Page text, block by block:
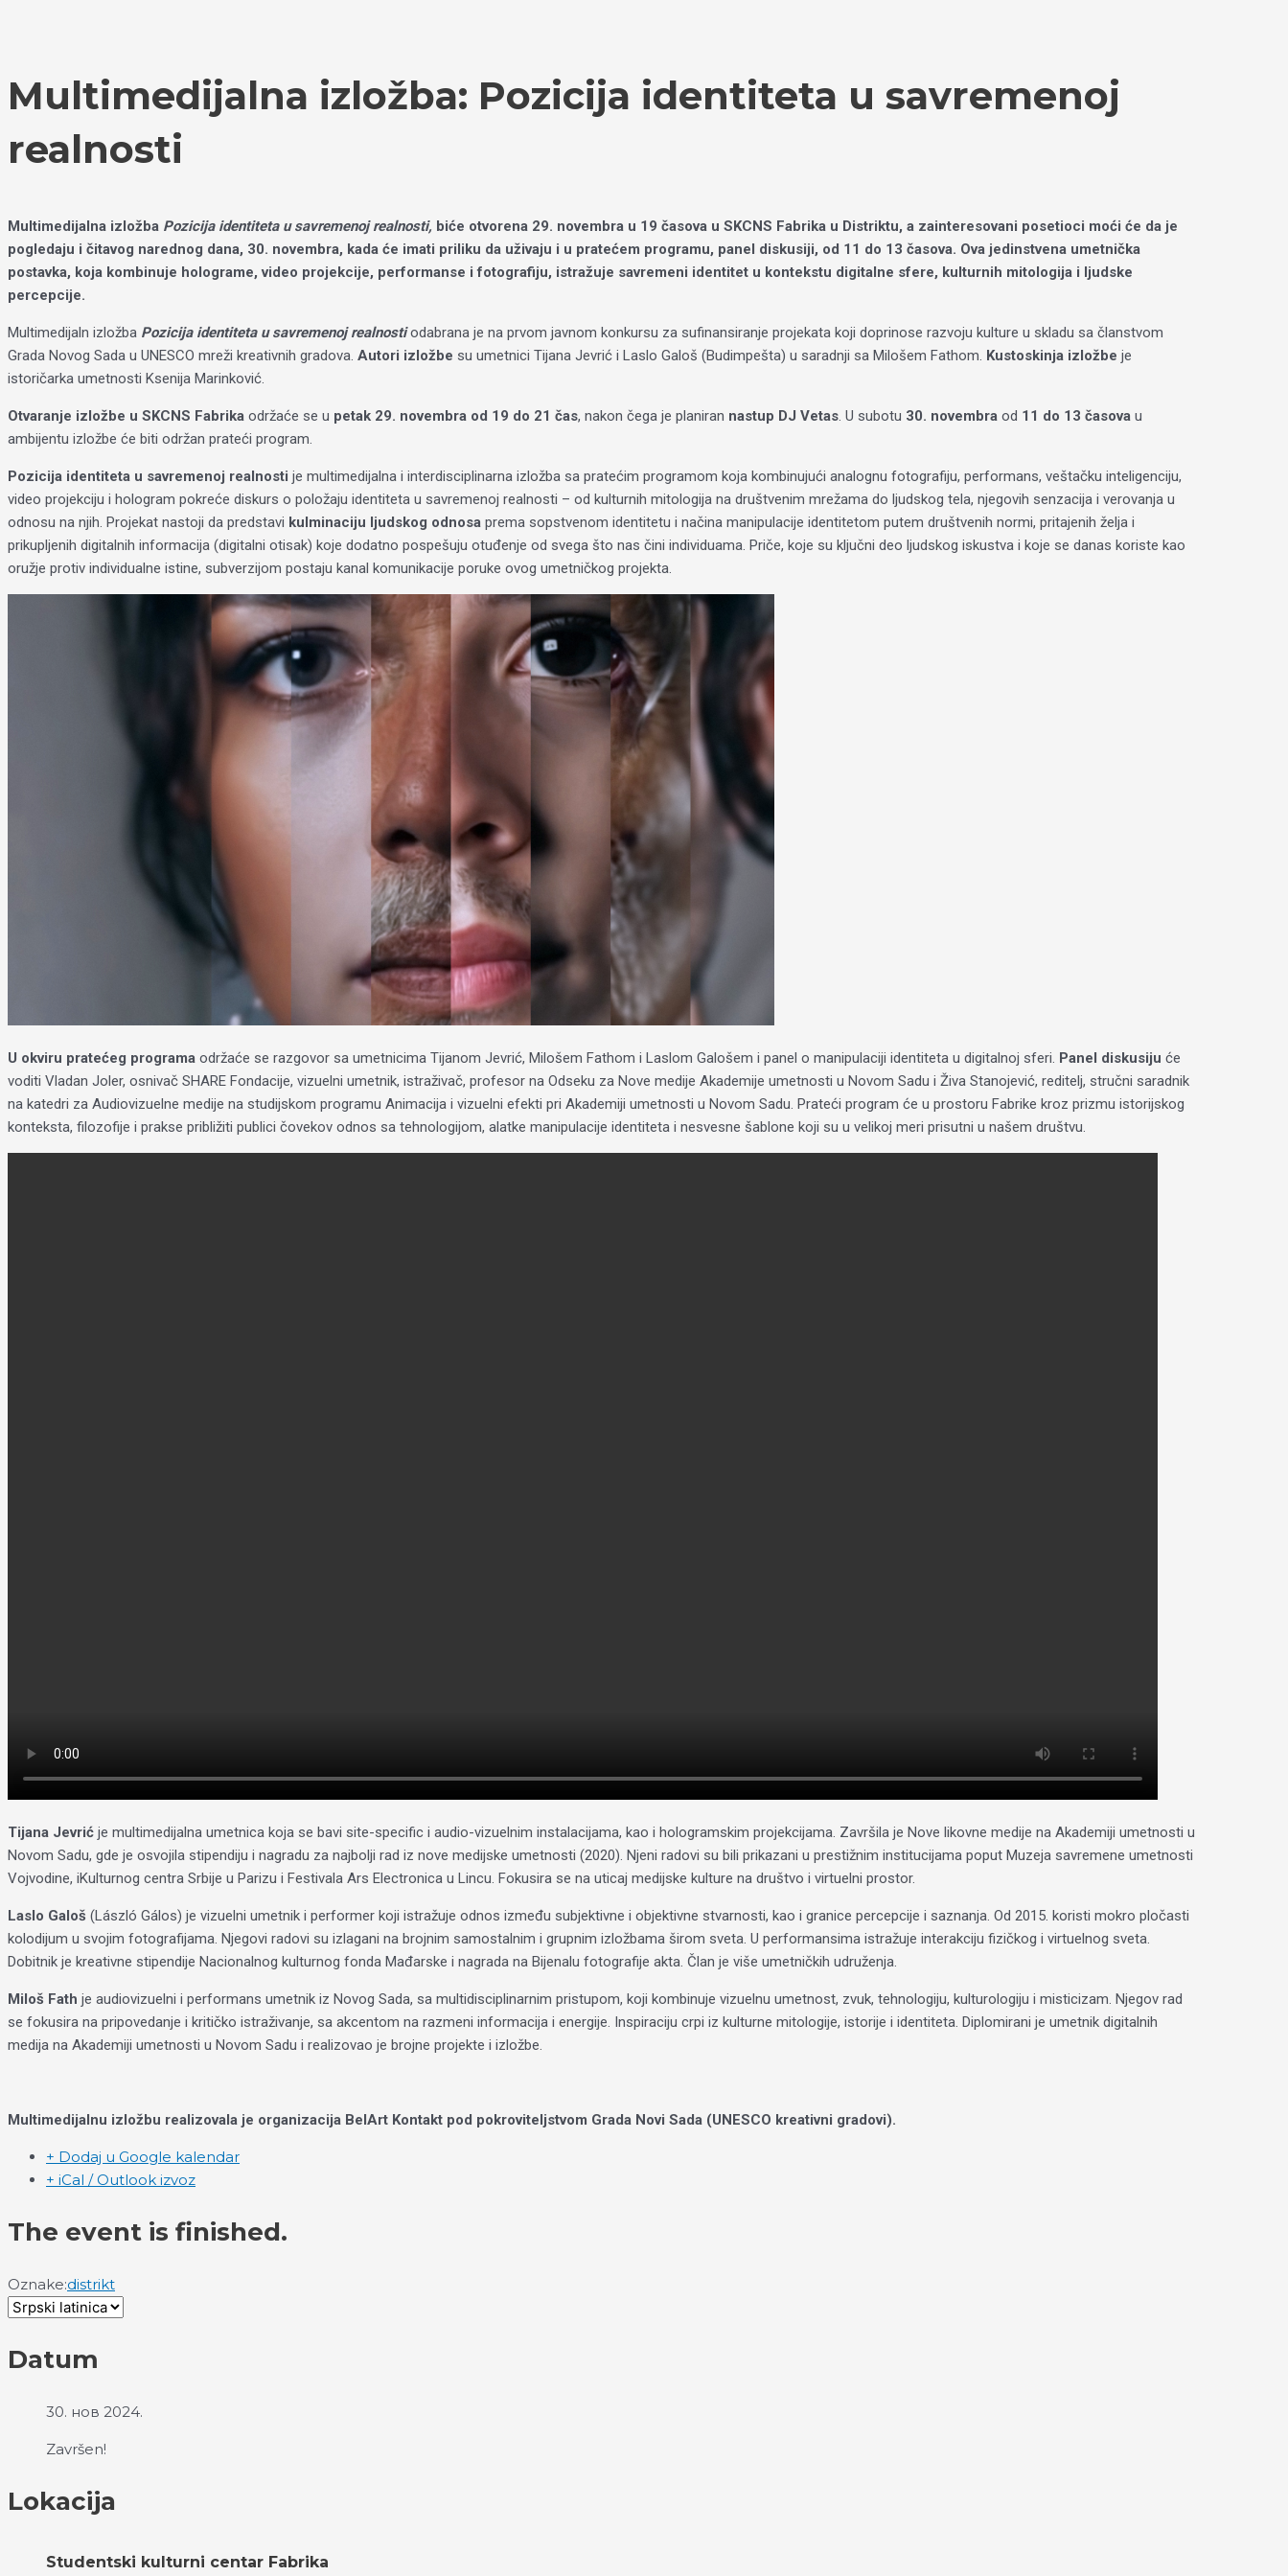
Multimedijalna izložba: Pozicija identiteta u savremenoj
realnosti
Multimedijalna izložba Pozicija identiteta u savremenoj realnosti, biće otvorena 29. novembra u 19 časova u SKCNS Fabrika u Distriktu, a zainteresovani posetioci moći će da je
pogledaju i čitavog narednog dana, 30. novembra, kada će imati priliku da uživaju i u pratećem programu, panel diskusiji, od 11 do 13 časova. Ova jedinstvena umetnička
postavka, koja kombinuje holograme, video projekcije, performanse i fotografiju, istražuje savremeni identitet u kontekstu digitalne sfere, kulturnih mitologija i ljudske
percepcije.
Multimedijaln izložba Pozicija identiteta u savremenoj realnosti odabrana je na prvom javnom konkursu za sufinansiranje projekata koji doprinose razvoju kulture u skladu sa članstvom
Grada Novog Sada u UNESCO mreži kreativnih gradova. Autori izložbe su umetnici Tijana Jevrić i Laslo Galoš (Budimpešta) u saradnji sa Milošem Fathom. Kustoskinja izložbe je
istoričarka umetnosti Ksenija Marinković.
Otvaranje izložbe u SKCNS Fabrika održaće se u petak 29. novembra od 19 do 21 čas, nakon čega je planiran nastup DJ Vetas. U subotu 30. novembra od 11 do 13 časova u
ambijentu izložbe će biti održan prateći program.
Pozicija identiteta u savremenoj realnosti je multimedijalna i interdisciplinarna izložba sa pratećim programom koja kombinujući analognu fotografiju, performans, veštačku inteligenciju,
video projekciju i hologram pokreće diskurs o položaju identiteta u savremenoj realnosti – od kulturnih mitologija na društvenim mrežama do ljudskog tela, njegovih senzacija i verovanja u
odnosu na njih. Projekat nastoji da predstavi kulminaciju ljudskog odnosa prema sopstvenom identitetu i načina manipulacije identitetom putem društvenih normi, pritajenih želja i
prikupljenih digitalnih informacija (digitalni otisak) koje dodatno pospešuju otuđenje od svega što nas čini individuama. Priče, koje su ključni deo ljudskog iskustva i koje se danas koriste kao
oružje protiv individualne istine, subverzijom postaju kanal komunikacije poruke ovog umetničkog projekta.
U okviru pratećeg programa održaće se razgovor sa umetnicima Tijanom Jevrić, Milošem Fathom i Laslom Galošem i panel o manipulaciji identiteta u digitalnoj sferi. Panel diskusiju će
voditi Vladan Joler, osnivač SHARE Fondacije, vizuelni umetnik, istraživač, profesor na Odseku za Nove medije Akademije umetnosti u Novom Sadu i Živa Stanojević, reditelj, stručni saradnik
na katedri za Audiovizuelne medije na studijskom programu Animacija i vizuelni efekti pri Akademiji umetnosti u Novom Sadu. Prateći program će u prostoru Fabrike kroz prizmu istorijskog
konteksta, filozofije i prakse približiti publici čovekov odnos sa tehnologijom, alatke manipulacije identiteta i nesvesne šablone koji su u velikoj meri prisutni u našem društvu.
Tijana Jevrić je multimedijalna umetnica koja se bavi site-specific i audio-vizuelnim instalacijama, kao i hologramskim projekcijama. Završila je Nove likovne medije na Akademiji umetnosti u
Novom Sadu, gde je osvojila stipendiju i nagradu za najbolji rad iz nove medijske umetnosti (2020). Njeni radovi su bili prikazani u prestižnim institucijama poput Muzeja savremene umetnosti
Vojvodine, iKulturnog centra Srbije u Parizu i Festivala Ars Electronica u Lincu. Fokusira se na uticaj medijske kulture na društvo i virtuelni prostor.
Laslo Galoš (László Gálos) je vizuelni umetnik i performer koji istražuje odnos između subjektivne i objektivne stvarnosti, kao i granice percepcije i saznanja. Od 2015. koristi mokro pločasti
kolodijum u svojim fotografijama. Njegovi radovi su izlagani na brojnim samostalnim i grupnim izložbama širom sveta. U performansima istražuje interakciju fizičkog i virtuelnog sveta.
Dobitnik je kreativne stipendije Nacionalnog kulturnog fonda Mađarske i nagrada na Bijenalu fotografije akta. Član je više umetničkih udruženja.
Miloš Fath je audiovizuelni i performans umetnik iz Novog Sada, sa multidisciplinarnim pristupom, koji kombinuje vizuelnu umetnost, zvuk, tehnologiju, kulturologiju i misticizam. Njegov rad
se fokusira na pripovedanje i kritičko istraživanje, sa akcentom na razmeni informacija i energije. Inspiraciju crpi iz kulturne mitologije, istorije i identiteta. Diplomirani je umetnik digitalnih
medija na Akademiji umetnosti u Novom Sadu i realizovao je brojne projekte i izložbe.
Multimedijalnu izložbu realizovala je organizacija BelArt Kontakt pod pokroviteljstvom Grada Novi Sada (UNESCO kreativni gradovi).
+ Dodaj u Google kalendar
+ iCal / Outlook izvoz
The event is finished.
Oznake:distrikt
Datum
30. нов 2024.
Završen!
Lokacija
Studentski kulturni centar Fabrika